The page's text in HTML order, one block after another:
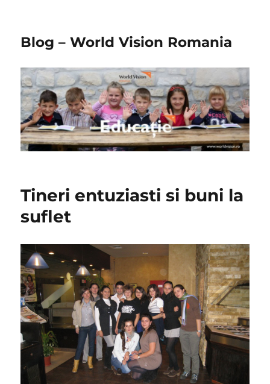
Blog – World Vision Romania
Tineri entuziasti si buni la
suflet